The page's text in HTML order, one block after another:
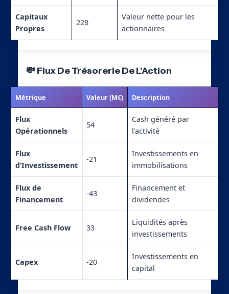
Capitaux
Propres
228
Valeur nette pour les
actionnaires
💸 Flux De Trésorerie De L’Action
Métrique Valeur (M€) Description
Flux
Opérationnels
54
Cash généré par
l’activité
Flux
d’Investissement
-21
Investissements en
immobilisations
Flux de
Financement
-43
Financement et
dividendes
Free Cash Flow 33
Liquidités après
investissements
Capex -20
Investissements en
capital